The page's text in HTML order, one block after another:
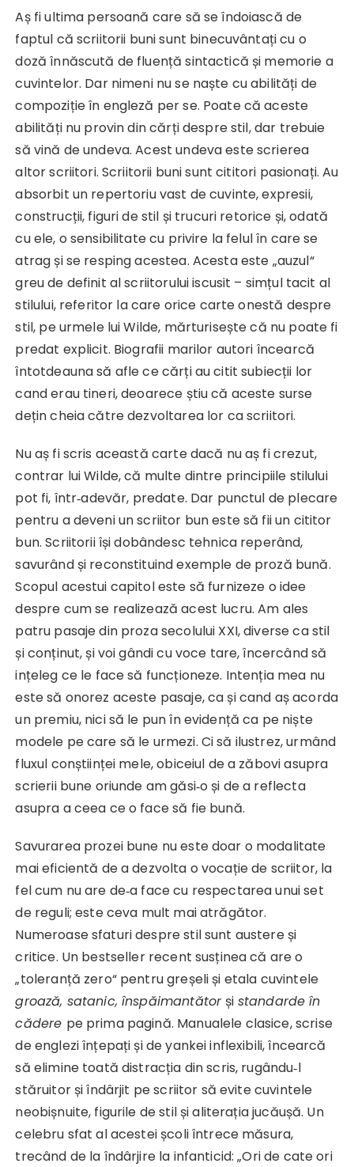
Aș fi ultima persoană care să se îndoiască de
faptul că scriitorii buni sunt binecuvântați cu o
doză înnăscută de fluență sintactică și memorie a
cuvintelor. Dar nimeni nu se naște cu abilități de
compoziție în engleză per se. Poate că aceste
abilități nu provin din cărți despre stil, dar trebuie
să vină de undeva. Acest undeva este scrierea
altor scriitori. Scriitorii buni sunt cititori pasionați. Au
absorbit un repertoriu vast de cuvinte, expresii,
construcții, figuri de stil și trucuri retorice și, odată
cu ele, o sensibilitate cu privire la felul în care se
atrag și se resping acestea. Acesta este „auzul“
greu de definit al scriitorului iscusit – simțul tacit al
stilului, referitor la care orice carte onestă despre
stil, pe urmele lui Wilde, mărturisește că nu poate fi
predat explicit. Biografii marilor autori încearcă
întotdeauna să afle ce cărți au citit subiecții lor
cand erau tineri, deoarece știu că aceste surse
dețin cheia către dezvoltarea lor ca scriitori.
Nu aș fi scris această carte dacă nu aș fi crezut,
contrar lui Wilde, că multe dintre principiile stilului
pot fi, într‑adevăr, predate. Dar punctul de plecare
pentru a deveni un scriitor bun este să fii un cititor
bun. Scriitorii își dobândesc tehnica reperând,
savurând și reconstituind exemple de proză bună.
Scopul acestui capitol este să furnizeze o idee
despre cum se realizează acest lucru. Am ales
patru pasaje din proza secolului XXI, diverse ca stil
și conținut, și voi gândi cu voce tare, încercând să
ințeleg ce le face să funcționeze. Intenția mea nu
este să onorez aceste pasaje, ca și cand aș acorda
un premiu, nici să le pun în evidență ca pe niște
modele pe care să le urmezi. Ci să ilustrez, urmând
fluxul conștiinței mele, obiceiul de a zăbovi asupra
scrierii bune oriunde am găsi‑o și de a reflecta
asupra a ceea ce o face să fie bună.
Savurarea prozei bune nu este doar o modalitate
mai eficientă de a dezvolta o vocație de scriitor, la
fel cum nu are de‑a face cu respectarea unui set
de reguli; este ceva mult mai atrăgător.
Numeroase sfaturi despre stil sunt austere și
critice. Un bestseller recent susținea că are o
„toleranță zero“ pentru greșeli și etala cuvintele
groază, satanic, înspăimantător și standardeîn
cădere pe prima pagină. Manualele clasice, scrise
de englezi înțepați și de yankei inflexibili, încearcă
să elimine toată distracția din scris, rugându‑l
stăruitor și îndârjit pe scriitor să evite cuvintele
neobișnuite, figurile de stil și aliterația jucăușă. Un
celebru sfat al acestei școli întrece măsura,
trecând de la îndârjire la infanticid: „Ori de cate ori